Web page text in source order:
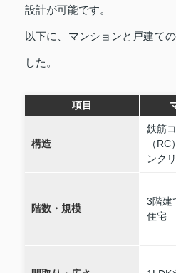
設計が可能です。
以下に、マンションと戸建て
した。
項目
構造
鉄筋
（
ンク
階数・規模
3階建
住宅